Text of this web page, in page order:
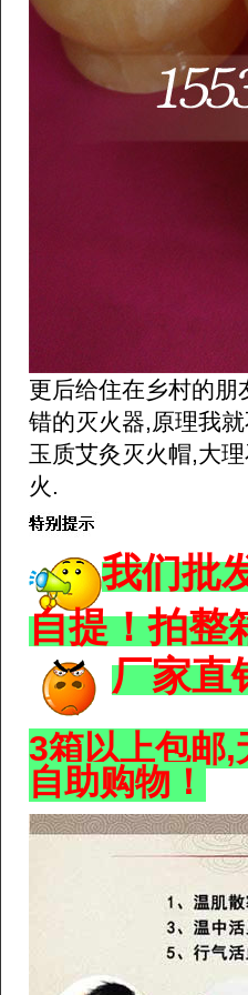
更后给住在乡村的
错的灭火器,原理我
玉质艾灸灭火帽,大
火.
我们批
自提！拍整
厂家直
3箱以上包邮,
自助购物！